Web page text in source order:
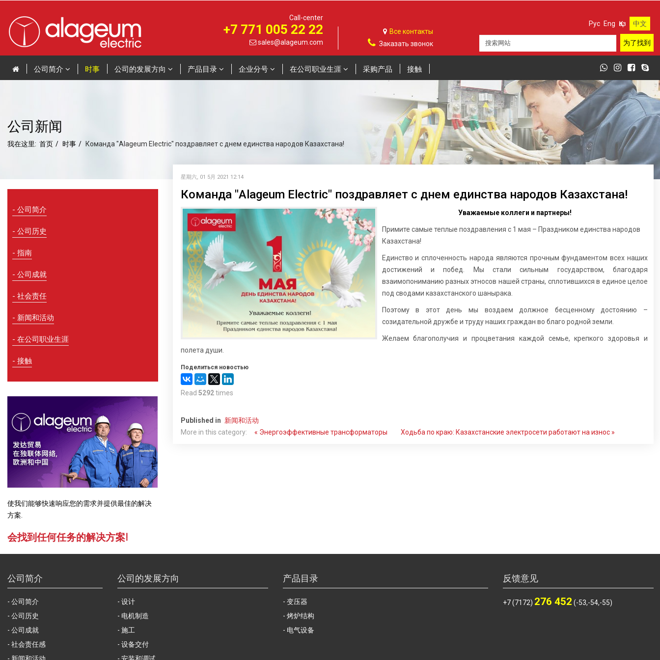
Call-center
+7 771 005 22 22
sales@alageum.com
Все контакты
Заказать звонок
Рус Eng Қаз 中文
公司简介 时事 公司的发展方向 产品目录 企业分号 在公司职业生涯 采购产品 接触
公司新闻
我在这里: 首页 时事 Команда "Alageum Electric" поздравляет с днем единства народов Казахстана!
公司简介
公司历史
指南
公司成就
社会责任
新闻和活动
在公司职业生涯
接触
使我们能够快速响应您的需求并提供最佳的解决
方案.
会找到任何任务的解决方案!
星期六, 01 5月 2021 12:14
Команда "Alageum Electric" поздравляет с днем единства народов Казахстана!
Уважаемые коллеги и партнеры!
Примите самые теплые поздравления с 1 мая – Праздником единства народов
Казахстана!
Единство и сплоченность народа являются прочным фундаментом всех наших
достижений и побед. Мы стали сильным государством, благодаря
взаимопониманию разных этносов нашей страны, сплотившихся в единое целое
под сводами казахстанского шанырака.
Поэтому в этот день мы воздаем должное бесценному достоянию –
созидательной дружбе и труду наших граждан во благо родной земли.
Желаем благополучия и процветания каждой семье, крепкого здоровья и
полета души.
Поделиться новостью
Read 5292times
Published in 新闻和活动
More in this category:
« Энергоэффективные трансформаторы Ходьба по краю: Казахстанские электросети работают на износ »
公司简介
公司简介
公司历史
公司成就
社会责任感
公司的发展方向
设计
电机制造
施工
设备交付
产品目录
变压器
烤炉结构
电气设备
反馈意见
+7 (7172) 276 452 (-53,-54,-55)